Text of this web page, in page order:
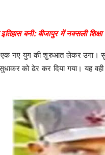
बनी: बीजापुर में नक्सली
एक नए युग की शुरुआत लेकर उगा।
को ढेर कर दिया गया। यह